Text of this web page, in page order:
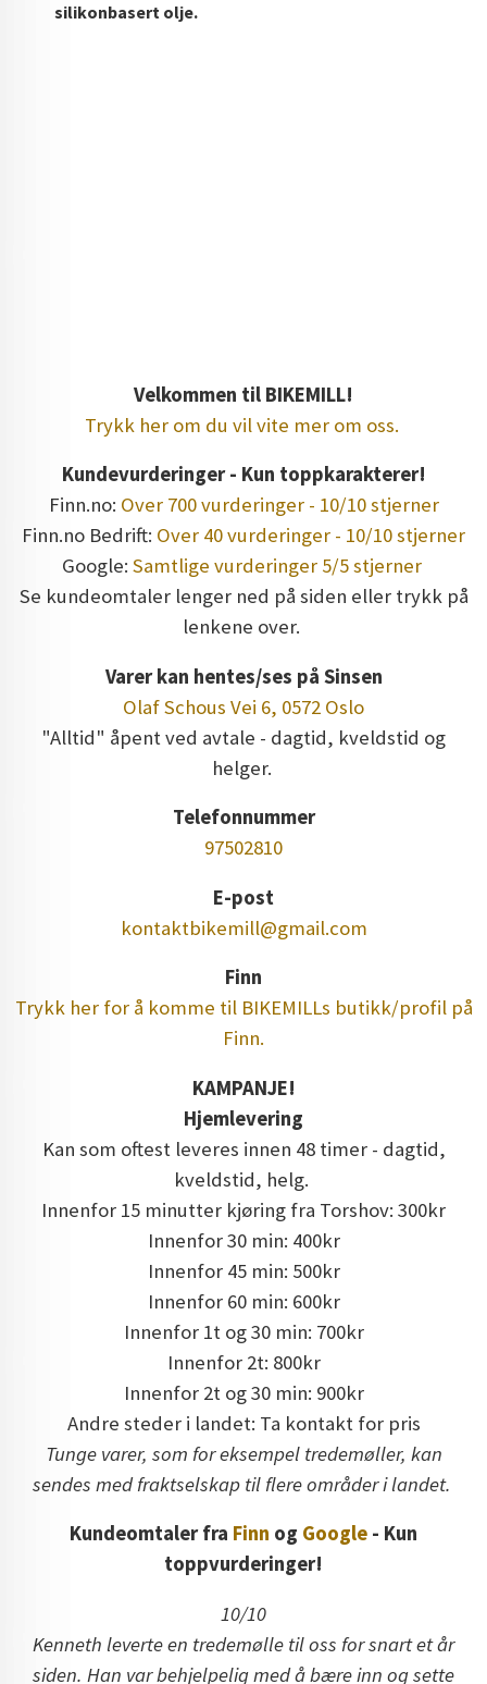
silikonbasert olje.
Velkommen til BIKEMILL!
Trykk her om du vil vite mer om oss.
Kundevurderinger - Kun toppkarakterer!
Finn.no: Over 700 vurderinger - 10/10 stjerner
Finn.no Bedrift: Over 40 vurderinger - 10/10 stjerner
Google: Samtlige vurderinger 5/5 stjerner
Se kundeomtaler lenger ned på siden eller trykk på
lenkene over.
Varer kan hentes/ses på Sinsen
Olaf Schous Vei 6, 0572 Oslo
"Alltid" åpent ved avtale - dagtid, kveldstid og
helger.
Telefonnummer
97502810
E-post
kontaktbikemill@gmail.com
Finn
Trykk her for å komme til BIKEMILLs butikk/profil på
Finn.
KAMPANJE!
Hjemlevering
Kan som oftest leveres innen 48 timer - dagtid,
kveldstid, helg.
Innenfor 15 minutter kjøring fra Torshov: 300kr
Innenfor 30 min: 400kr
Innenfor 45 min: 500kr
Innenfor 60 min: 600kr
Innenfor 1t og 30 min: 700kr
Innenfor 2t: 800kr
Innenfor 2t og 30 min: 900kr
Andre steder i landet: Ta kontakt for pris
Tunge varer, som for eksempel tredemøller, kan
sendes med fraktselskap til flere områder i landet.
Kundeomtaler fra Finn og Google - Kun
toppvurderinger!
10/10
Kenneth leverte en tredemølle til oss for snart et år
siden. Han var behjelpelig med å bære inn og sette